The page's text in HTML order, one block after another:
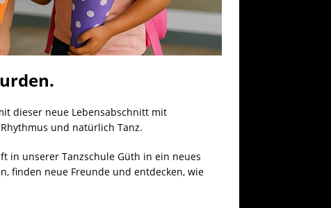
dieser neue Lebensabschnitt mit
und natürlich Tanz.
in unserer Tanzschule Güth in ein neues
finden neue Freunde und entdecken, wie